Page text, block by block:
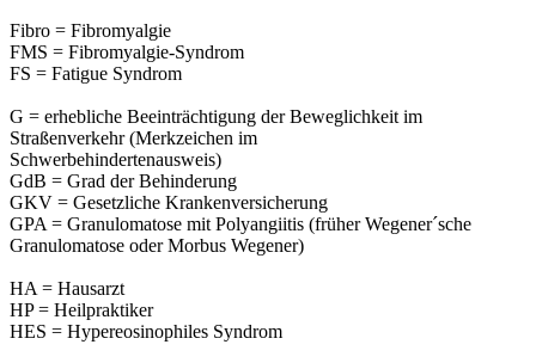
Fibro = Fibromyalgie
FMS = Fibromyalgie-Syndrom
FS = Fatigue Syndrom
G = erhebliche Beeinträchtigung der Beweglichkeit im
Straßenverkehr (Merkzeichen im
Schwerbehindertenausweis)
GdB = Grad der Behinderung
GKV = Gesetzliche Krankenversicherung
GPA = Granulomatose mit Polyangiitis (früher Wegener´sche
Granulomatose oder Morbus Wegener)
HA = Hausarzt
HP = Heilpraktiker
HES = Hypereosinophiles Syndrom